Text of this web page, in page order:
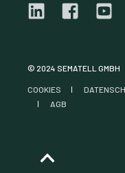
© 2024 SEMATELL GMBH
COOKIES
AGB